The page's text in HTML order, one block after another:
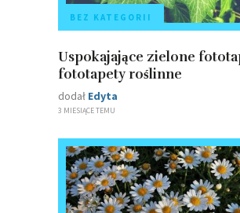
BEZ KATEGORII
Uspokajające zielone
fototapety roślinne
dodał Edyta
3 MIESIĄCE TEMU